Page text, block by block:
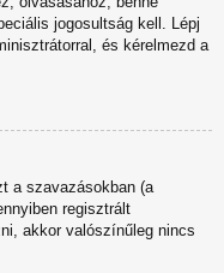
jogosultság kell. Lépj
és kérelmezd a
a szavazásokban (a
regisztrált
akkor valószínűleg nincs